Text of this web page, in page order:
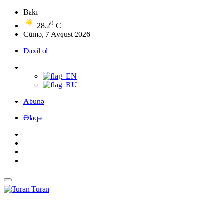
Bakı
28.20 C
Cümə, 7 Avqust 2026
Daxil ol
Abunə
Əlaqə
Turan